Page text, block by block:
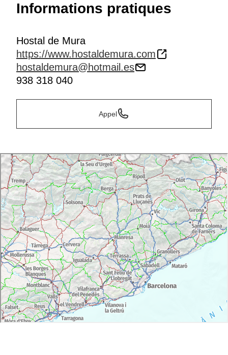
Informations pratiques
Hostal de Mura
https://www.hostaldemura.com
hostaldemura@hotmail.es
938 318 040
Appel